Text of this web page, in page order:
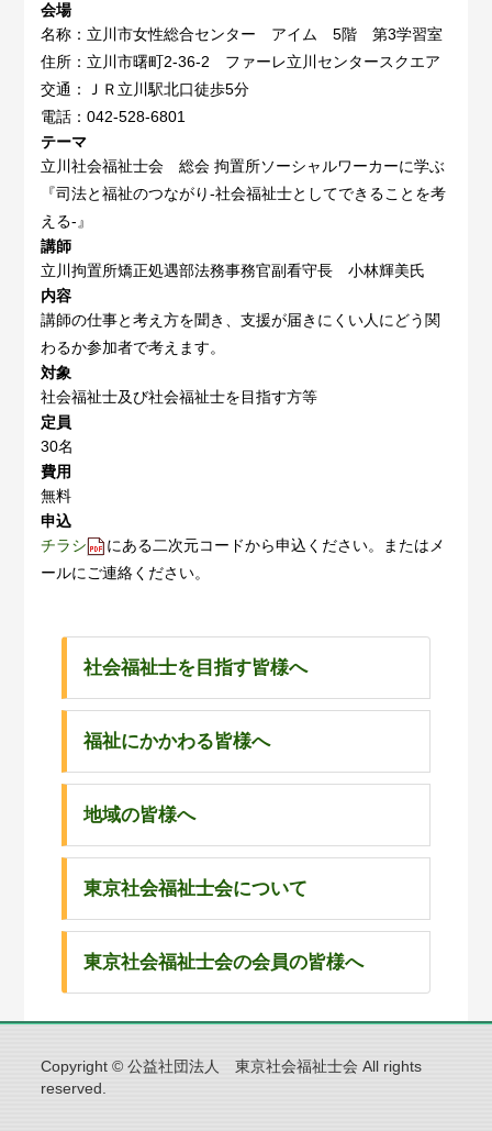
会場
名称：立川市女性総合センター アイム 5階 第3学習室
住所：立川市曙町2-36-2 ファーレ立川センタースクエア
交通：ＪＲ立川駅北口徒歩5分
電話：042-528-6801
テーマ
立川社会福祉士会 総会 拘置所ソーシャルワーカーに学ぶ
『司法と福祉のつながり‐社会福祉士としてできることを考
える‐』
講師
立川拘置所矯正処遇部法務事務官副看守長 小林輝美氏
内容
講師の仕事と考え方を聞き、支援が届きにくい人にどう関
わるか参加者で考えます。
対象
社会福祉士及び社会福祉士を目指す方等
定員
30名
費用
無料
申込
チラシ
にある二次元コードから申込ください。またはメ
ールにご連絡ください。
社会福祉士を目指す皆様へ
福祉にかかわる皆様へ
地域の皆様へ
東京社会福祉士会について
東京社会福祉士会の会員の皆様へ
Copyright © 公益社団法人 東京社会福祉士会 All rights
reserved.